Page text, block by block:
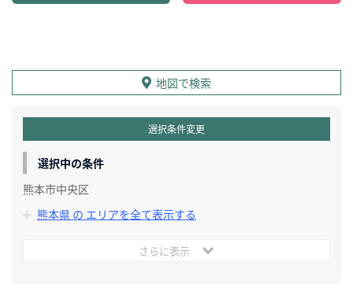
地図で検索
選択条件変更
選択中の条件
熊本市中央区
熊本県 の エリアを全て表示する
さらに表示